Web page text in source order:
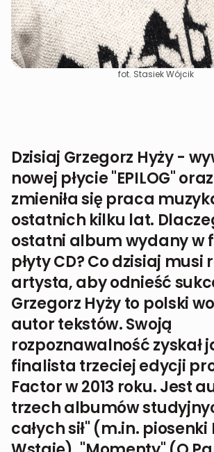
fot. Stasiek Wójcik
Dzisiaj Grzegorz Hyży -
nowej płycie "EPILOG"
zmieniła się praca
ostatnich kilku lat.
ostatni album wydany w
płyty CD? Co dzisiaj musi
artysta, aby odnieść
Grzegorz Hyży to polski
autor tekstów. Swoją
rozpoznawalność zyskał
finalista trzeciej edycji
Factor w 2013 roku. Jest
trzech albumów
całych sił" (m.in.